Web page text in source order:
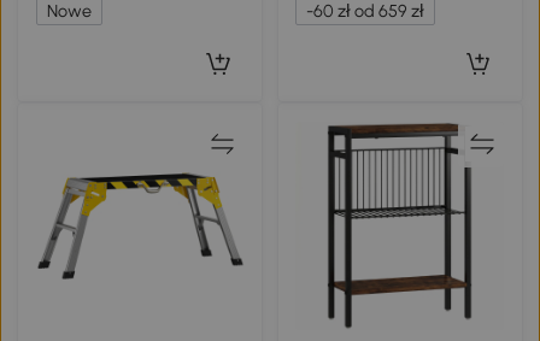
Nowe
opon do 23 cm
-60 zł od 659 zł